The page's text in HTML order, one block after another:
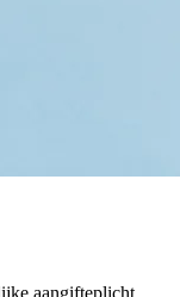
aangifteplicht